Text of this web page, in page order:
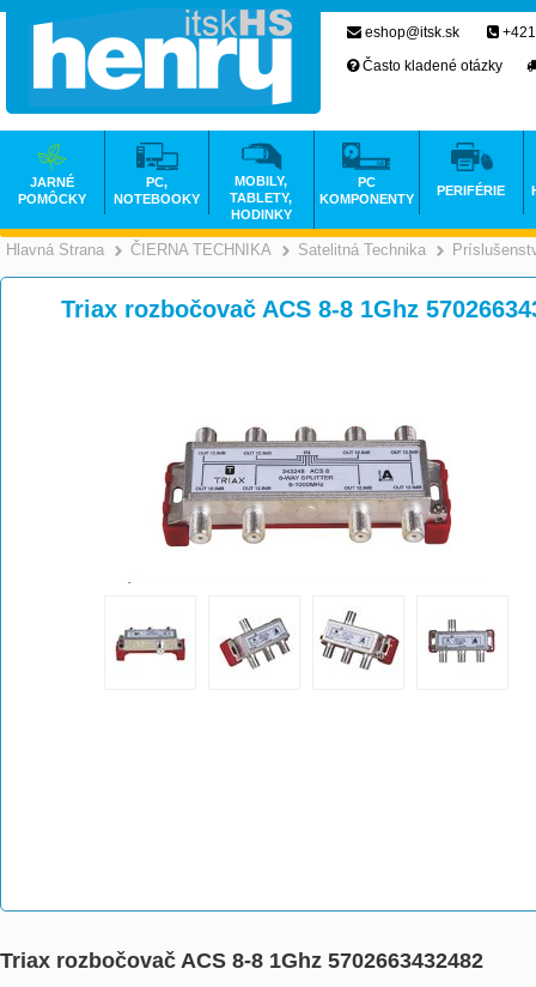
Hlavná Strana >
ČIERNA TECHNIKA >
Satelitná Technika
Triax rozbočovač ACS 8-8 1Ghz
Triax rozbočovač ACS 8-8 1Ghz 5702663432482
eshop@itsk.sk
Často kladené otázky
JARNÉ
POMÔCKY
PC,
NOTEBOOKY
MOBILY,
TABLETY,
HODINKY
PC
KOMPONENTY
PERIFÉRIE